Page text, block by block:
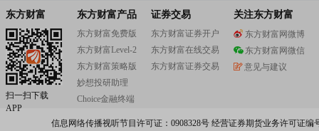
东方财富
扫一扫下载
APP
东方财富产品
东方财富免费版
东方财富Level-2
东方财富策略版
妙想投研助理
Choice金融终端
证券交易
东方财富证券开户
东方财富在线交易
东方财富证券交易
关注东方财富
东方财富网微博
东方财富网微信
意见与建议
信息网络传播视听节目许可证：0908328号 经营证券期货业务许可证编